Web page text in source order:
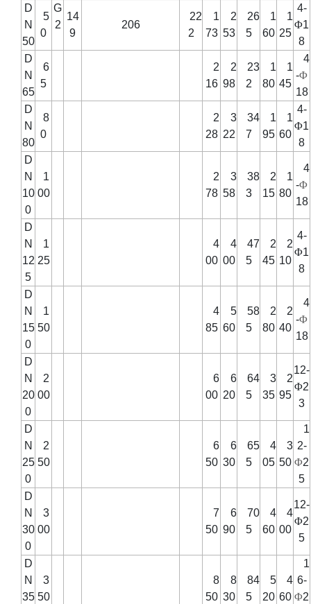
D
N
50
5
0
G
2
14
9
206
22
2
1
73
2
53
26
5
1
60
1
25
4-
Φ1
8
D
N
65
6
5
2
16
2
98
23
2
1
80
1
45
4
-Φ
18
D
N
80
8
0
2
28
3
22
34
7
1
95
1
60
4-
Φ1
8
D
N
10
0
1
00
2
78
3
58
38
3
2
15
1
80
4
-Φ
18
D
N
12
5
1
25
4
00
4
00
47
5
2
45
2
10
4-
Φ1
8
D
N
15
0
1
50
4
85
5
60
58
5
2
80
2
40
4
-Φ
18
D
N
20
0
2
00
6
00
6
20
64
5
3
35
2
95
12-
Φ2
3
D
N
25
0
2
50
6
50
6
30
65
5
4
05
3
50
1
2-
Φ2
5
D
N
30
0
3
00
7
50
6
90
70
5
4
60
4
00
12-
Φ2
5
D
N
35
3
50
8
50
8
30
84
5
5
20
4
60
1
6-
Φ2